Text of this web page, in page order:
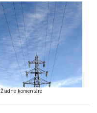
Žiadne komentáre